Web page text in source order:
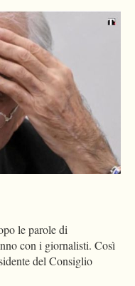
le parole di
con i giornalisti. Così
del Consiglio